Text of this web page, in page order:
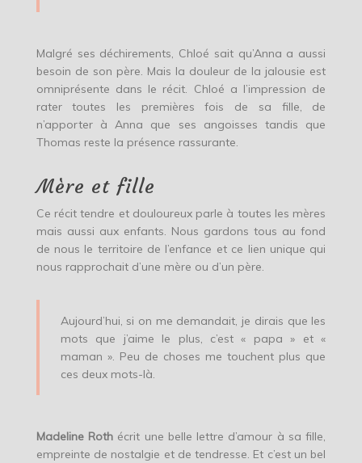
Malgré ses déchirements, Chloé sait qu’Anna a aussi
besoin de son père. Mais la douleur de la jalousie est
omniprésente dans le récit. Chloé a l’impression de
rater toutes les premières fois de sa fille, de
n’apporter à Anna que ses angoisses tandis que
Thomas reste la présence rassurante.
Mère et fille
Ce récit tendre et douloureux parle à toutes les mères
mais aussi aux enfants. Nous gardons tous au fond
de nous le territoire de l’enfance et ce lien unique qui
nous rapprochait d’une mère ou d’un père.
Aujourd’hui, si on me demandait, je dirais que les
mots que j’aime le plus, c’est « papa » et «
maman ». Peu de choses me touchent plus que
ces deux mots-là.
Madeline Roth écrit une belle lettre d’amour à sa fille,
empreinte de nostalgie et de tendresse. Et c’est un bel